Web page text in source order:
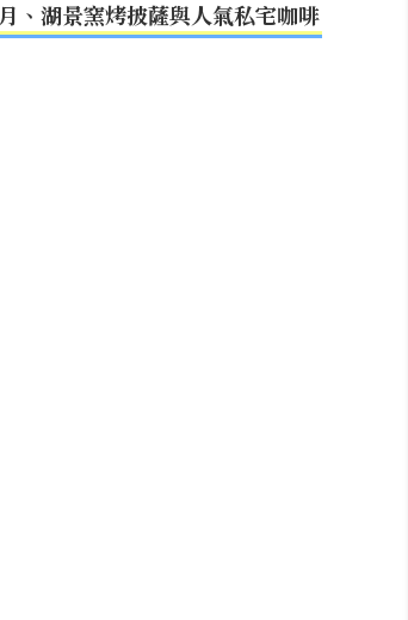
月、湖景窯烤披薩與人氣私宅咖啡